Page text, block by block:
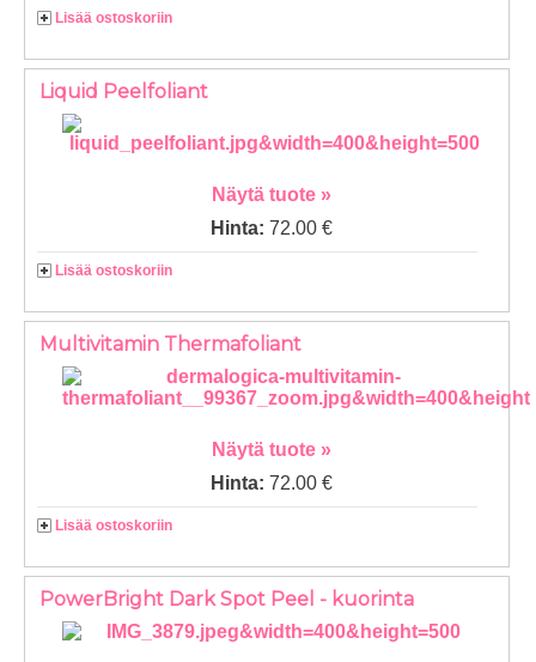
Lisää ostoskoriin
Liquid Peelfoliant
Näytä tuote »
Hinta:72.00 €
Lisää ostoskoriin
Multivitamin Thermafoliant
Näytä tuote »
Hinta:72.00 €
Lisää ostoskoriin
PowerBright Dark Spot Peel - kuorinta